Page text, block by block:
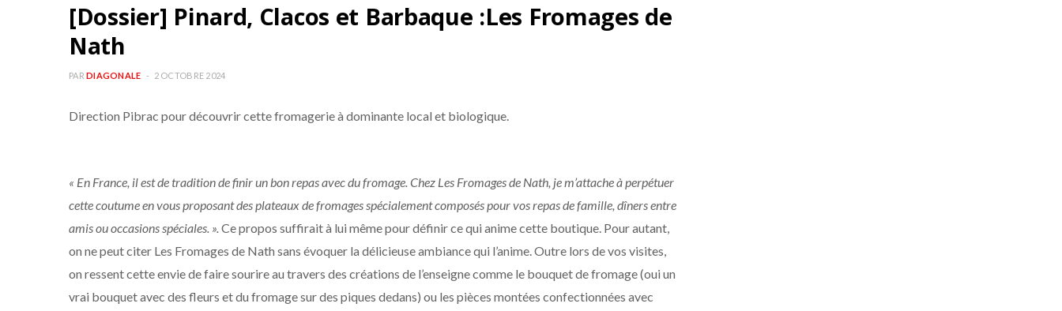
[Dossier] Pinard, Clacos et Barbaque :Les Fromages de
Nath
PAR DIAGONALE 2 OCTOBRE 2024
Direction Pibrac pour découvrir cette fromagerie à dominante local et biologique.
« En France, il est de tradition de finir un bon repas avec du fromage. Chez Les Fromages de Nath, je m’attache à perpétuer
cette coutume en vous proposant des plateaux de fromages spécialement composés pour vos repas de famille, dîners entre
amis ou occasions spéciales. ».Ce propos suffirait à lui même pour définir ce qui anime cette boutique. Pour autant,
on ne peut citer Les Fromages de Nath sans évoquer la délicieuse ambiance qui l’anime. Outre lors de vos visites,
on ressent cette envie de faire sourire au travers des créations de l’enseigne comme le bouquet de fromage (oui un
vrai bouquet avec des fleurs et du fromage sur des piques dedans) ou les pièces montées confectionnées avec